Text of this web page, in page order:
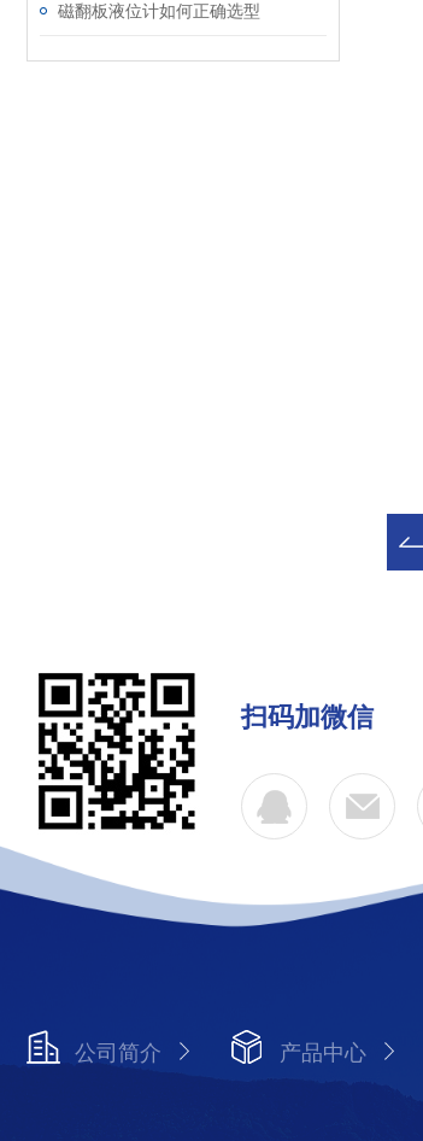
磁翻板液位计如何正确选型
扫码加微信
公司简介 产品中心